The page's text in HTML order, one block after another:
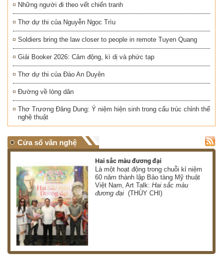
Những người đi theo vết chiến tranh
Thơ dự thi của Nguyễn Ngọc Trìu
Soldiers bring the law closer to people in remote Tuyen Quang
Giải Booker 2026: Cảm động, kì dị và phức tạp
Thơ dự thi của Đào An Duyên
Đường về lòng dân
Thơ Trương Đăng Dung: Ý niệm hiện sinh trong cấu trúc chỉnh thể
nghệ thuật
Cửa sổ văn nghệ
Hai sắc màu đương đại
Là một hoạt động trong chuỗi kỉ niệm
60 năm thành lập Bảo tàng Mỹ thuật
Việt Nam, Art Talk:Hai sắc màu
đương đại (THÙY CHI)